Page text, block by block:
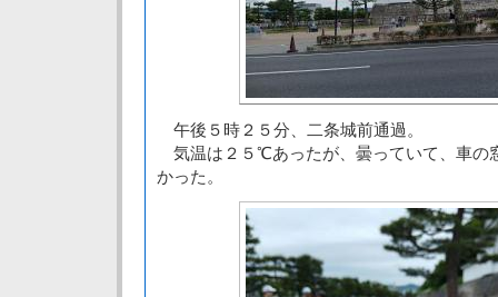
午後５時２５分、二条城前通過。
気温は２５℃あったが、曇っていて、車の
かった。